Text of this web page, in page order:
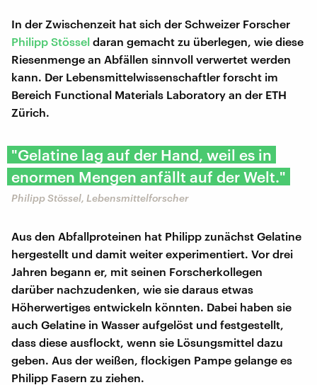
In der Zwischenzeit hat sich der Schweizer Forscher
Philipp Stössel daran gemacht zu überlegen, wie diese
Riesenmenge an Abfällen sinnvoll verwertet werden
kann. Der Lebensmittelwissenschaftler forscht im
Bereich Functional Materials Laboratory an der ETH
Zürich.
"Gelatine lag auf der Hand, weil es in
enormen Mengen anfällt auf der Welt."
Philipp Stössel, Lebensmittelforscher
Aus den Abfallproteinen hat Philipp zunächst Gelatine
hergestellt und damit weiter experimentiert. Vor drei
Jahren begann er, mit seinen Forscherkollegen
darüber nachzudenken, wie sie daraus etwas
Höherwertiges entwickeln könnten. Dabei haben sie
auch Gelatine in Wasser aufgelöst und festgestellt,
dass diese ausflockt, wenn sie Lösungsmittel dazu
geben. Aus der weißen, flockigen Pampe gelange es
Philipp Fasern zu ziehen.